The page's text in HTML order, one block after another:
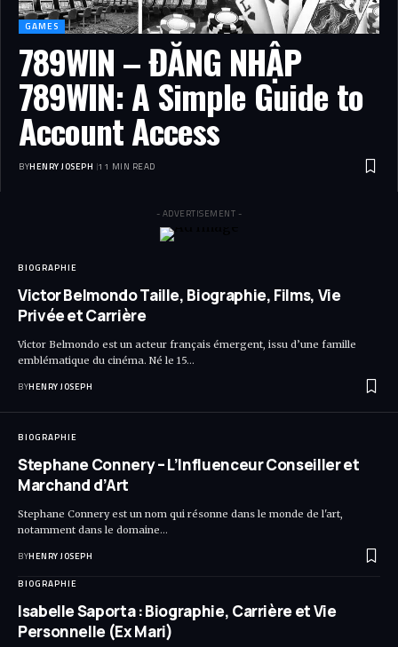
GAMES
789WIN – ĐĂNG NHẬP
789WIN: A Simple Guide to
Account Access
BYHENRY JOSEPH 11 MIN READ
- ADVERTISEMENT -
BIOGRAPHIE
Victor Belmondo Taille, Biographie, Films, Vie
Privée et Carrière
Victor Belmondo est un acteur français émergent, issu d’une famille
emblématique du cinéma. Né le 15…
BYHENRY JOSEPH
BIOGRAPHIE
Stephane Connery – L’Influenceur Conseiller et
Marchand d’Art
Stephane Connery est un nom qui résonne dans le monde de l'art,
notamment dans le domaine…
BYHENRY JOSEPH
BIOGRAPHIE
Isabelle Saporta : Biographie, Carrière et Vie
Personnelle (Ex Mari)